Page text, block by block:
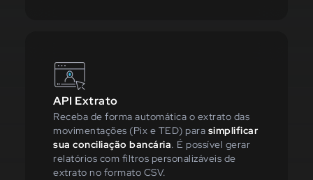
API Extrato
Receba de forma automática o extrato das
movimentações (Pix e TED) para simplificar
sua conciliação bancária. É possível gerar
relatórios com filtros personalizáveis de
extrato no formato CSV.